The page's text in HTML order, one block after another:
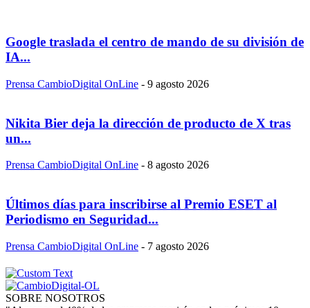
Google traslada el centro de mando de su división de
IA...
Prensa CambioDigital OnLine - 9 agosto 2026
Nikita Bier deja la dirección de producto de X tras
un...
Prensa CambioDigital OnLine - 8 agosto 2026
Últimos días para inscribirse al Premio ESET al
Periodismo en Seguridad...
Prensa CambioDigital OnLine - 7 agosto 2026
SOBRE NOSOTROS